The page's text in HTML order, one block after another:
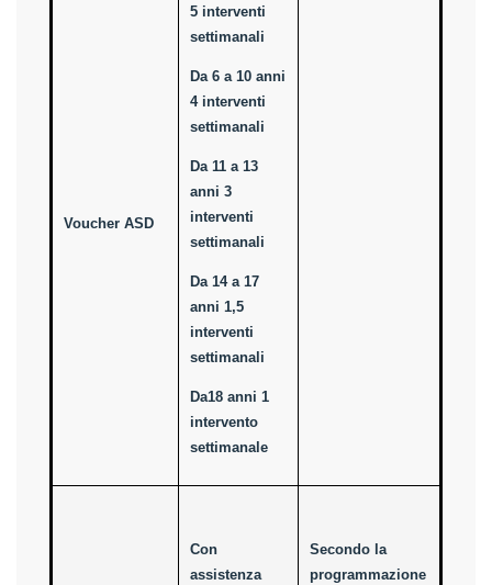
Voucher ASD
5 interventi
settimanali
Da 6 a 10 anni
4 interventi
settimanali
Da 11 a 13
anni 3
interventi
settimanali
Da 14 a 17
anni 1,5
interventi
settimanali
Da18 anni 1
intervento
settimanale
Con
assistenza
Secondo la
programmazione